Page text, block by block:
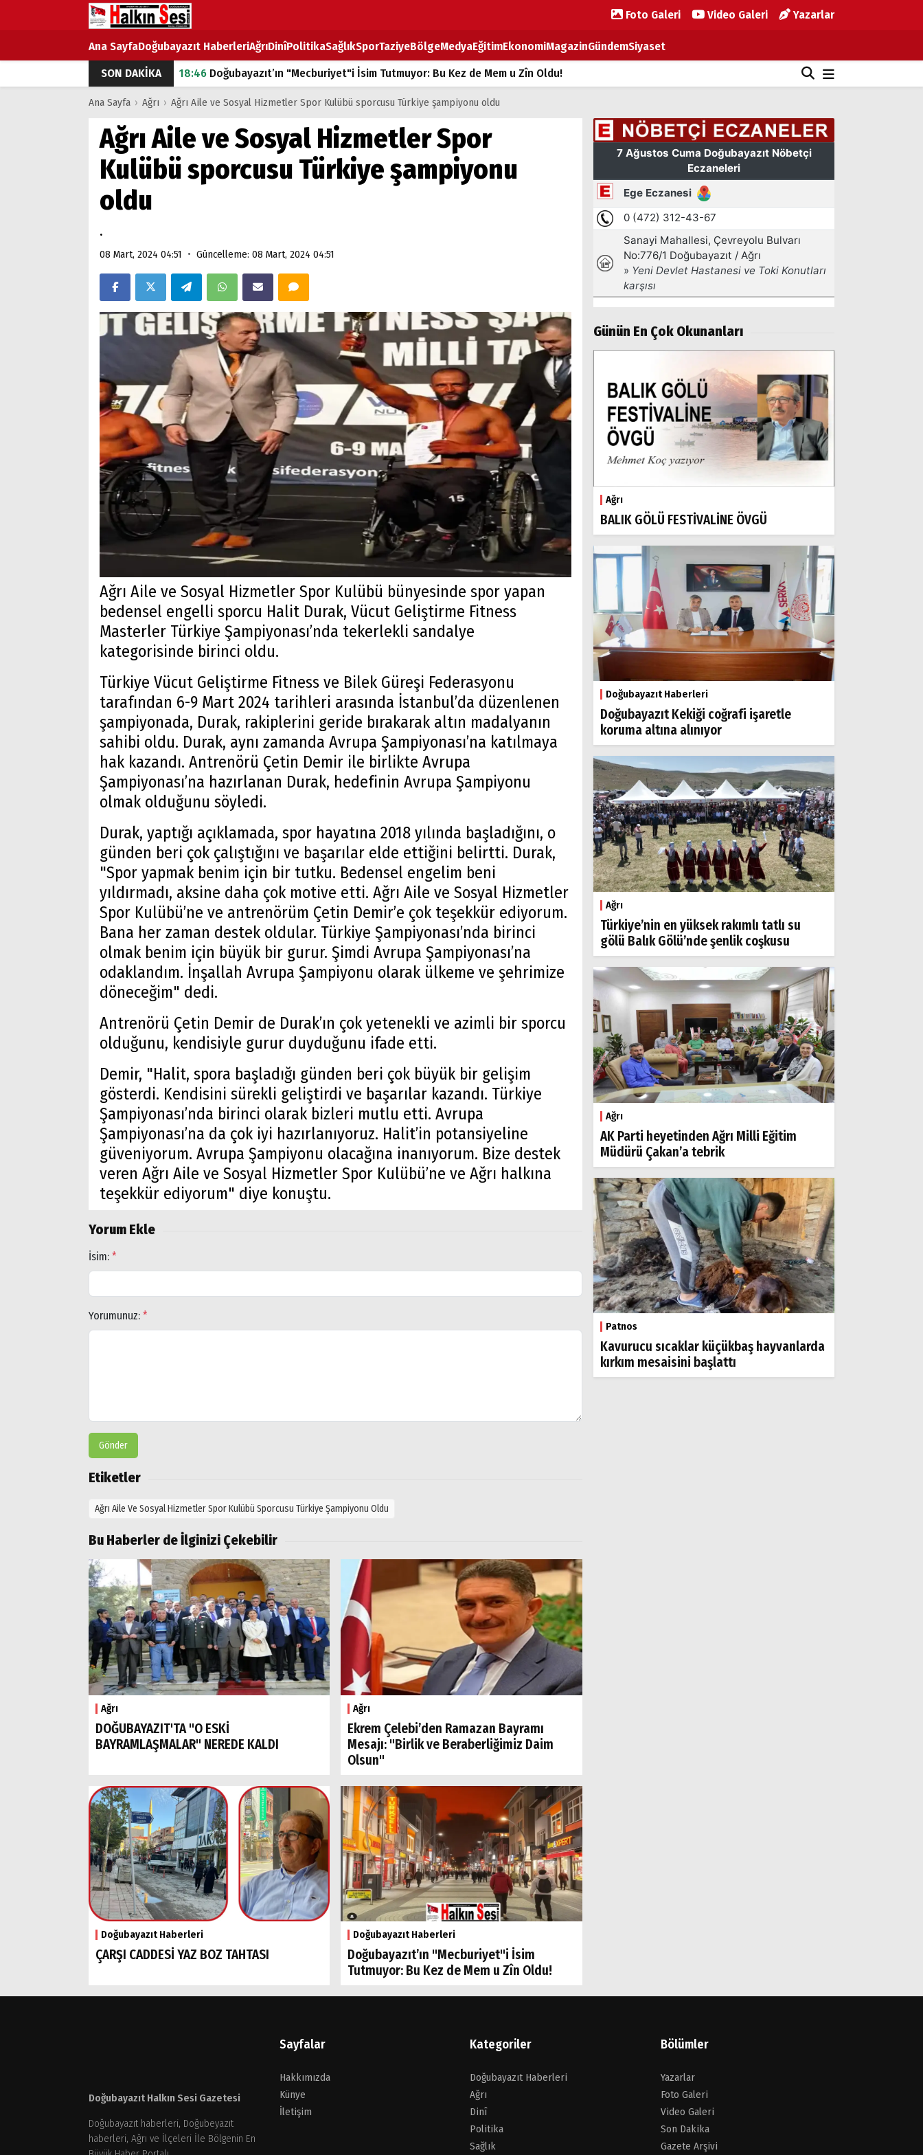
Foto Galeri Video Galeri Yazarlar
Ana SayfaDoğubayazıt HaberleriAğrıDinîPolitikaSağlıkSporTaziyeBölgeMedyaEğitimEkonomiMagazinGündemSiyaset
SON DAKİKA
18:46 Doğubayazıt’ın "Mecburiyet"i İsim Tutmuyor: Bu Kez de Mem u Zîn Oldu!
07:53Doğubayazıt’ta Ekmek Fiyatlarına Zam
07:16
Doğubayazıt'ta çocukların sırtındaki ağır yük
07:00DEVLET ve HÜKÜMET
18:29 ÇARŞI CADDESİ YAZ BOZ TAHTASI
Ana Sayfa › Ağrı › Ağrı Aile ve Sosyal Hizmetler Spor Kulübü sporcusu Türkiye şampiyonu oldu
Ağrı Aile ve Sosyal Hizmetler Spor
Kulübü sporcusu Türkiye şampiyonu
oldu
.
08 Mart, 2024 04:51 • Güncelleme: 08 Mart, 2024 04:51
Ağrı Aile ve Sosyal Hizmetler Spor Kulübü bünyesinde spor yapan
bedensel engelli sporcu Halit Durak, Vücut Geliştirme Fitness
Masterler Türkiye Şampiyonası’nda tekerlekli sandalye
kategorisinde birinci oldu.
Türkiye Vücut Geliştirme Fitness ve Bilek Güreşi Federasyonu
tarafından 6-9 Mart 2024 tarihleri arasında İstanbul’da düzenlenen
şampiyonada, Durak, rakiplerini geride bırakarak altın madalyanın
sahibi oldu. Durak, aynı zamanda Avrupa Şampiyonası’na katılmaya
hak kazandı. Antrenörü Çetin Demir ile birlikte Avrupa
Şampiyonası’na hazırlanan Durak, hedefinin Avrupa Şampiyonu
olmak olduğunu söyledi.
Durak, yaptığı açıklamada, spor hayatına 2018 yılında başladığını, o
günden beri çok çalıştığını ve başarılar elde ettiğini belirtti. Durak,
"Spor yapmak benim için bir tutku. Bedensel engelim beni
yıldırmadı, aksine daha çok motive etti. Ağrı Aile ve Sosyal Hizmetler
Spor Kulübü’ne ve antrenörüm Çetin Demir’e çok teşekkür ediyorum.
Bana her zaman destek oldular. Türkiye Şampiyonası’nda birinci
olmak benim için büyük bir gurur. Şimdi Avrupa Şampiyonası’na
odaklandım. İnşallah Avrupa Şampiyonu olarak ülkeme ve şehrimize
döneceğim" dedi.
Antrenörü Çetin Demir de Durak’ın çok yetenekli ve azimli bir sporcu
olduğunu, kendisiyle gurur duyduğunu ifade etti.
Demir, "Halit, spora başladığı günden beri çok büyük bir gelişim
gösterdi. Kendisini sürekli geliştirdi ve başarılar kazandı. Türkiye
Şampiyonası’nda birinci olarak bizleri mutlu etti. Avrupa
Şampiyonası’na da çok iyi hazırlanıyoruz. Halit’in potansiyeline
güveniyorum. Avrupa Şampiyonu olacağına inanıyorum. Bize destek
veren Ağrı Aile ve Sosyal Hizmetler Spor Kulübü’ne ve Ağrı halkına
teşekkür ediyorum" diye konuştu.
Yorum Ekle
İsim: *
Yorumunuz: *
Gönder
Etiketler
Ağrı Aile Ve Sosyal Hizmetler Spor Kulübü Sporcusu Türkiye Şampiyonu Oldu
Bu Haberler de İlginizi Çekebilir
Ağrı
DOĞUBAYAZIT'TA "O ESKİ
BAYRAMLAŞMALAR" NEREDE KALDI
Ağrı
Ekrem Çelebi’den Ramazan Bayramı
Mesajı: "Birlik ve Beraberliğimiz Daim
Olsun"
Doğubayazıt Haberleri
ÇARŞI CADDESİ YAZ BOZ TAHTASI
Doğubayazıt Haberleri
Doğubayazıt’ın "Mecburiyet"i İsim
Tutmuyor: Bu Kez de Mem u Zîn Oldu!
Günün En Çok Okunanları
Ağrı
BALIK GÖLÜ FESTİVALİNE ÖVGÜ
Doğubayazıt Haberleri
Doğubayazıt Kekiği coğrafi işaretle
koruma altına alınıyor
Ağrı
Türkiye’nin en yüksek rakımlı tatlı su
gölü Balık Gölü’nde şenlik coşkusu
Ağrı
AK Parti heyetinden Ağrı Milli Eğitim
Müdürü Çakan’a tebrik
Patnos
Kavurucu sıcaklar küçükbaş hayvanlarda
kırkım mesaisini başlattı
Doğubayazıt Halkın Sesi Gazetesi
Doğubayazıt haberleri, Doğubeyazıt
haberleri, Ağrı ve İlçeleri İle Bölgenin En
Sayfalar
Hakkımızda
Künye
İletişim
Kategoriler
Doğubayazıt Haberleri
Ağrı
Dinî
Politika
Sağlık
Bölümler
Yazarlar
Foto Galeri
Video Galeri
Son Dakika
Gazete Arşivi